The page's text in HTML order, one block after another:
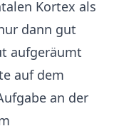
Kortex als
dann gut
aufgeräumt
auf dem
an der